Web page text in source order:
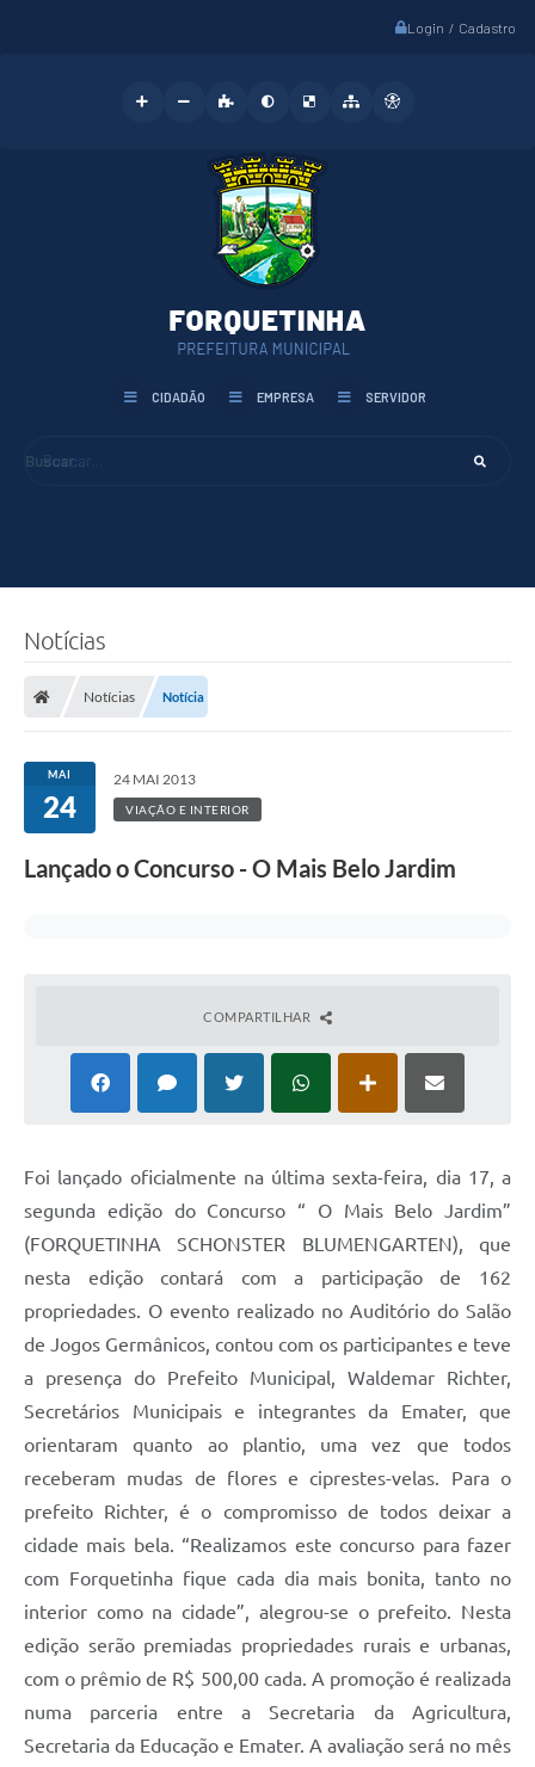
Login / Cadastro
Buscar...
CIDADÃO EMPRESA SERVIDOR
Notícias
Notícias Notícia
MAI
24
24 MAI 2013
VIAÇÃO E INTERIOR
Lançado o Concurso - O Mais Belo Jardim
COMPARTILHAR
Foi lançado oficialmente na última sexta-feira, dia 17, a
segunda edição do Concurso “ O Mais Belo Jardim”
(FORQUETINHA SCHONSTER BLUMENGARTEN), que
nesta edição contará com a participação de 162
propriedades. O evento realizado no Auditório do Salão
de Jogos Germânicos, contou com os participantes e teve
a presença do Prefeito Municipal, Waldemar Richter,
Secretários Municipais e integrantes da Emater, que
orientaram quanto ao plantio, uma vez que todos
receberam mudas de flores e ciprestes-velas. Para o
prefeito Richter, é o compromisso de todos deixar a
cidade mais bela. “Realizamos este concurso para fazer
com Forquetinha fique cada dia mais bonita, tanto no
interior como na cidade”, alegrou-se o prefeito. Nesta
edição serão premiadas propriedades rurais e urbanas,
com o prêmio de R$ 500,00 cada. A promoção é realizada
numa parceria entre a Secretaria da Agricultura,
Secretaria da Educação e Emater. A avaliação será no mês